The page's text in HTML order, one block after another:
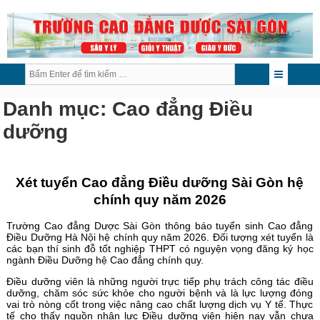
Danh mục: Cao đẳng Điều
dưỡng
Xét tuyển Cao đẳng Điều dưỡng Sài Gòn hệ
chính quy năm 2026
Trường Cao đẳng Dược Sài Gòn thông báo tuyển sinh Cao đẳng
Điều Dưỡng Hà Nội hệ chính quy năm 2026. Đối tượng xét tuyển là
các bạn thí sinh đỗ tốt nghiệp THPT có nguyện vọng đăng ký học
ngành Điều Dưỡng hệ Cao đẳng chính quy.
Điều dưỡng viên là những người trực tiếp phụ trách công tác điều
dưỡng, chăm sóc sức khỏe cho người bệnh và là lực lượng đóng
vai trò nòng cốt trong việc nâng cao chất lượng dịch vụ Y tế. Thực
tế cho thấy nguồn nhân lực Điều dưỡng viên hiện nay vẫn chưa